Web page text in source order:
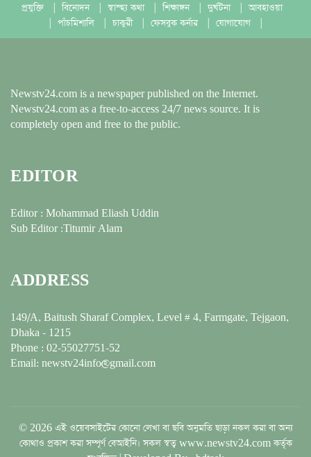
প্রযুক্তি
বিনোদন স্বাস্হ্য কথা শিক্ষাঙ্গন দুর্ঘটনা
আবহাওয়া
পাঁচমিশালি চাকুরী ফেসবুক কর্নার যোগাযোগ
Newstv24.com is a newspaper published on the Internet.
Newstv24.com as a free-to-access 24/7 news source. It is
completely open and free to the public.
EDITOR
Editor : Mohammad Eliash Uddin
Sub Editor :Titumir Alam
ADDRESS
149/A, Baitush Sharaf Complex, Level # 4, Farmgate, Tejgaon,
Dhaka - 1215
Phone : 02-55027751-52
Email: newstv24info@gmail.com
© 2026 এই ওয়েবসাইটের কোনো লেখা বা ছবি অনুমতি ছাড়া নকল করা বা অন্য
কোথাও প্রকাশ করা সম্পূর্ণ বেআইনি। সকল স্বত্ব www.newstv24.com কর্তৃক